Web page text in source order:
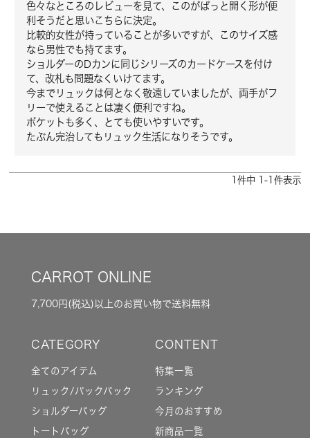
色々なところのレビューを見て、このがばっと開く形が便
利そうだと思いこちらに決定。
比較的女性が持っていることが多いですが、このサイズ感
なら男性でも持てます。
ショルダーのDカンに同じシリーズのカードケースを付け
て、改札も問題なくいけてます。
今までリュックは何となく敬遠していましたが、両手がフ
リーで使えることは凄く便利ですね。
ポケットも多く、とても使いやすいです。
たぶん完治してもリュック生活になりそうです。
件中 -1 件表示
CARROT ONLINE
7,700円(税込)以上のお買い物で送料無料
全てのアイテム
リュック/バックパック
ショルダーバッグ
トートバッグ
特集一覧
ランキング
今月のおすすめ
新商品一覧